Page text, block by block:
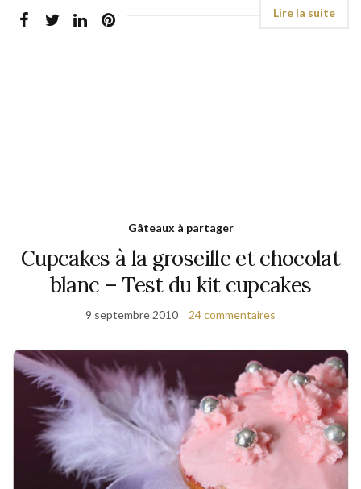
Gâteaux à partager
Cupcakes à la groseille et chocolat
blanc – Test du kit cupcakes
9 septembre 2010 24 commentaires